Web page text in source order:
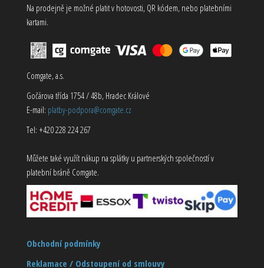
Na prodejně je možné platit v hotovosti, QR kódem, nebo platebními
kartami.
Comgate, a.s.
Gočárova třída 1754 / 48b, Hradec Králové
E-mail: platby-podpora@comgate.cz
Tel: +420 228 224 267
Můžete také využít nákup na splátky u partnerských společností v
platební bráně Comgate.
Obchodní podmínky
Reklamace / Odstoupení od smlouvy